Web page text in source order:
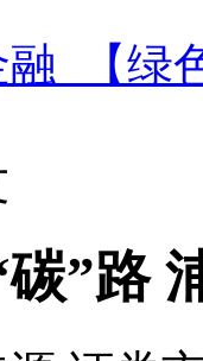
_【绿
”路